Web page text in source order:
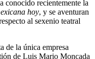
conocido recientemente la
hoy, y se aventuran
al sexenio teatral
de la única empresa
de Luis Mario Moncada